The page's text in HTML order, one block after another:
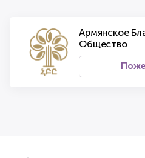
Армянское
Общество